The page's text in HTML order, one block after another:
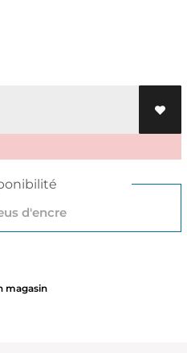
d'encre
magasin